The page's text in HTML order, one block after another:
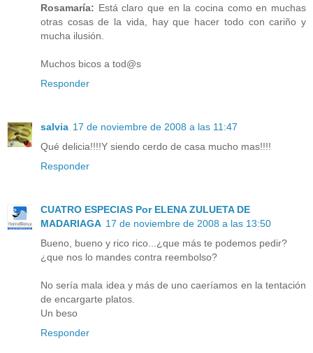
Rosamaría: Está claro que en la cocina como en muchas
otras cosas de la vida, hay que hacer todo con cariño y
mucha ilusión.
Muchos bicos a tod@s
Responder
salvia 17 de noviembre de 2008 a las 11:47
Qué delicia!!!!Y siendo cerdo de casa mucho mas!!!!
Responder
CUATRO ESPECIAS Por ELENA ZULUETA DE
MADARIAGA 17 de noviembre de 2008 a las 13:50
Bueno, bueno y rico rico...¿que más te podemos pedir?
¿que nos lo mandes contra reembolso?
No sería mala idea y más de uno caeríamos en la tentación
de encargarte platos.
Un beso
Responder